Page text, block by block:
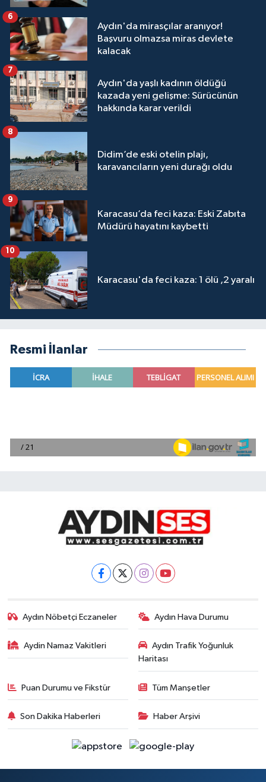
Aydın'da mirasçılar aranıyor!
Başvuru olmazsa miras devlete
kalacak
6
Aydın'da yaşlı kadının öldüğü
kazada yeni gelişme: Sürücünün
hakkında karar verildi
7
Didim’de eski otelin plajı,
karavancıların yeni durağı oldu
8
Karacasu’da feci kaza: Eski Zabıta
Müdürü hayatını kaybetti
9
Karacasu'da feci kaza: 1 ölü ,2 yaralı
10
Resmi İlanlar
Aydın Nöbetçi Eczaneler Aydın Hava Durumu
Aydin Namaz Vakitleri
Aydın Trafik Yoğunluk
Haritası
Puan Durumu ve Fikstür Tüm Manşetler
Son Dakika Haberleri Haber Arşivi